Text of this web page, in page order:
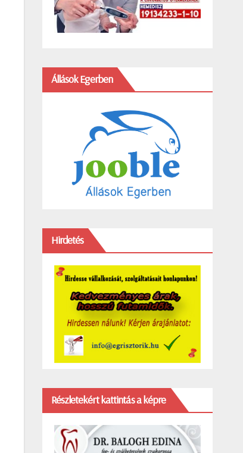
Állások Egerben
Hirdetés
Részletekért kattintás a képre